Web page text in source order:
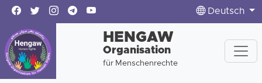
Deutsch
HENGAW
Organisation
für Menschenrechte